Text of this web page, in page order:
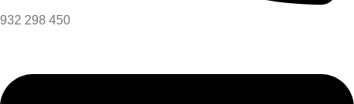
932 298 450